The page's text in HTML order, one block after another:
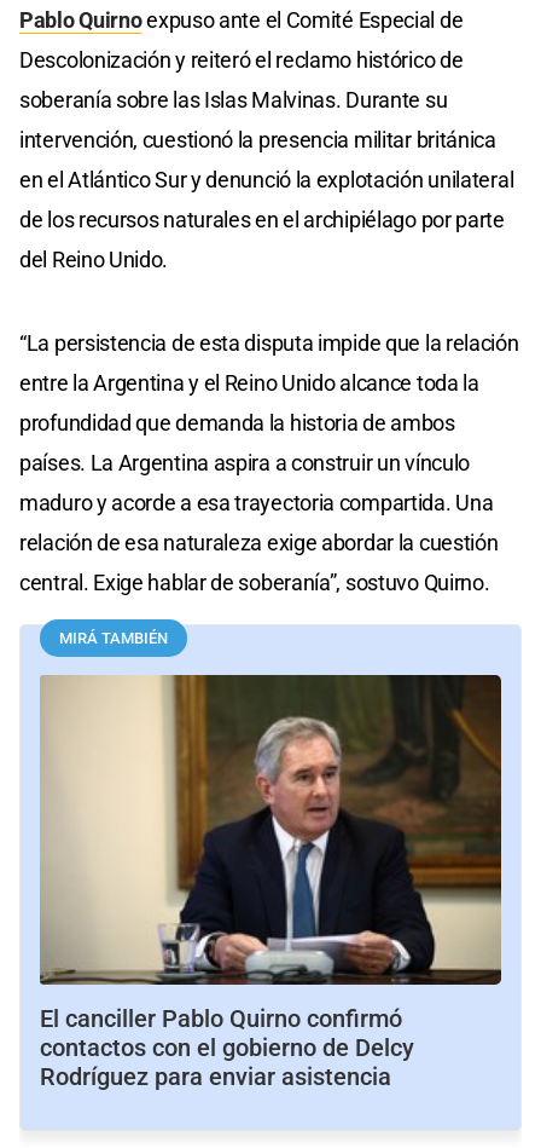
Pablo Quirnoexpuso ante el Comité Especial de
Descolonización y reiteró el reclamo histórico de
soberanía sobre las Islas Malvinas. Durante su
intervención, cuestionó la presencia militar británica
en el Atlántico Sur y denunció la explotación unilateral
de los recursos naturales en el archipiélago por parte
del Reino Unido.
“La persistencia de esta disputa impide que la relación
entre la Argentina y el Reino Unido alcance toda la
profundidad que demanda la historia de ambos
países. La Argentina aspira a construir un vínculo
maduro y acorde a esa trayectoria compartida. Una
relación de esa naturaleza exige abordar la cuestión
central. Exige hablar de soberanía”, sostuvo Quirno.
MIRÁ TAMBIÉN
El canciller Pablo Quirno confirmó
contactos con el gobierno de Delcy
Rodríguez para enviar asistencia